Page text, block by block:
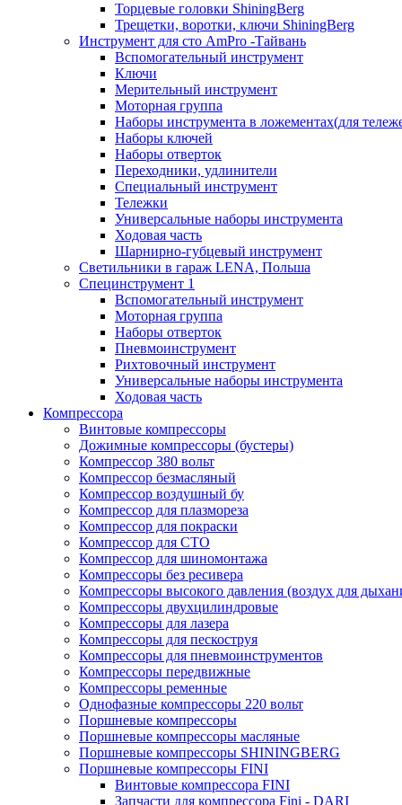
Торцевые головки ShiningBerg
Трещетки, воротки, ключи ShiningBerg
Инструмент для сто AmPro -Тайвань
Вспомогательный инструмент
Ключи
Мерительный инструмент
Моторная группа
Наборы инструмента в ложементах(для
Наборы ключей
Наборы отверток
Переходники, удлинители
Специальный инструмент
Тележки
Универсальные наборы инструмента
Ходовая часть
Шарнирно-губцевый инструмент
Светильники в гараж LENA, Польша
Специнструмент 1
Вспомогательный инструмент
Моторная группа
Наборы отверток
Пневмоинструмент
Рихтовочный инструмент
Универсальные наборы инструмента
Ходовая часть
Компрессора
Винтовые компрессоры
Дожимные компрессоры (бустеры)
Компрессор 380 вольт
Компрессор безмасляный
Компрессор воздушный бу
Компрессор для плазмореза
Компрессор для покраски
Компрессор для СТО
Компрессор для шиномонтажа
Компрессоры без ресивера
Компрессоры высокого давления (воздух для
Компрессоры двухцилиндровые
Компрессоры для лазера
Компрессоры для пескоструя
Компрессоры для пневмоинструментов
Компрессоры передвижные
Компрессоры ременные
Однофазные компрессоры 220 вольт
Поршневые компрессоры
Поршневые компрессоры масляные
Поршневые компрессоры SHININGBERG
Поршневые компрессоры FINI
Винтовые компрессора FINI
Запчасти для компрессора Fini - DARI